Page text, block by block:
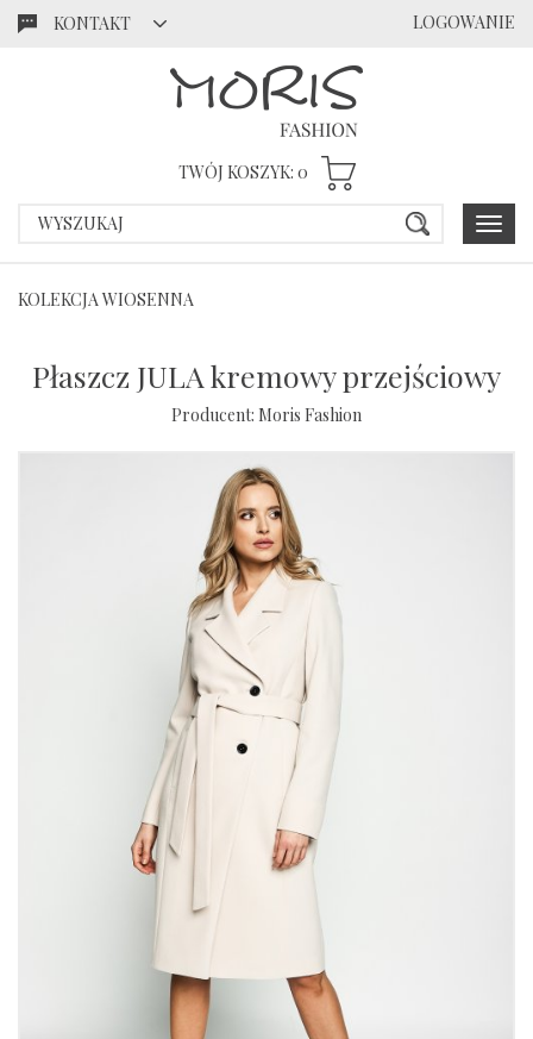
KONTAKT LOGOWANIE
TWÓJ KOSZYK: 0
Pokaż
menu
KOLEKCJA WIOSENNA
Płaszcz JULA kremowy przejściowy
Producent: Moris Fashion